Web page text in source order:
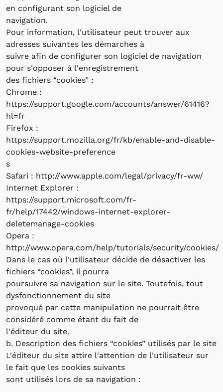
en configurant son logiciel de
navigation.
Pour information, l'utilisateur peut trouver aux
adresses suivantes les démarches à
suivre afin de configurer son logiciel de navigation
pour s'opposer à l'enregistrement
des fichiers “cookies” :
Chrome :
https://support.google.com/accounts/answer/61416?
hl=fr
Firefox :
https://support.mozilla.org/fr/kb/enable-and-disable-
cookies-website-preference
s
Safari : http://www.apple.com/legal/privacy/fr-ww/
Internet Explorer :
https://support.microsoft.com/fr-
fr/help/17442/windows-internet-explorer-
deletemanage-cookies
Opera :
http://www.opera.com/help/tutorials/security/cookies/
Dans le cas où l'utilisateur décide de désactiver les
fichiers “cookies”, il pourra
poursuivre sa navigation sur le site. Toutefois, tout
dysfonctionnement du site
provoqué par cette manipulation ne pourrait être
considéré comme étant du fait de
l'éditeur du site.
b. Description des fichiers “cookies” utilisés par le site
L'éditeur du site attire l'attention de l'utilisateur sur
le fait que les cookies suivants
sont utilisés lors de sa navigation :